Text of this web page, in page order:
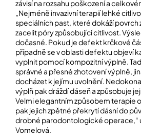
závisí na rozsahu poškození a
„Nejméně invazivní terapií lehké
speciálních past, které dokáží povrch
zacelit póry způsobující citlivost.
dočasné. Pokud je defekt krčkové
případně se v oblasti defektu objeví
vyplnit pomocí kompozitní výplně.
správné a přesné zhotovení výplně,
docházet k jejímu uvolnění.
výplň pak dráždí dáseň a způsobuje
Velmi elegantním způsobem terapie
pak jejich zpětné překrytí dásní do
drobné parodontologické operace,“
Vomelová.